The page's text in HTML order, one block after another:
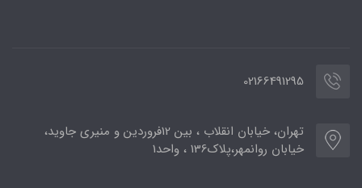
02166491295
تهران، خیابان انقلاب ، بین 12فروردین و منیری جاوید،
خیابان روانمهر،پلاک136 ، واحد1